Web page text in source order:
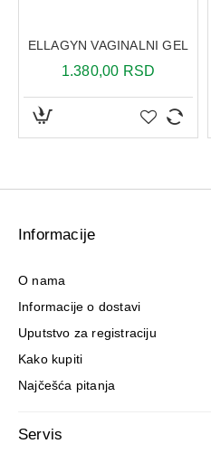
redovna svakodnevna
odgovarajućim preparatom iz
ELLAGYN VAGINALNI GEL
1.380,00 RSD
Informacije
O nama
Informacije o dostavi
Uputstvo za registraciju
Kako kupiti
Najčešća pitanja
Servis